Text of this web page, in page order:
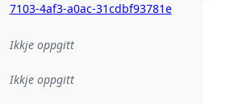
7103-4af3-a0ac-31cdbf93781e
Ikkje oppgitt
Ikkje oppgitt